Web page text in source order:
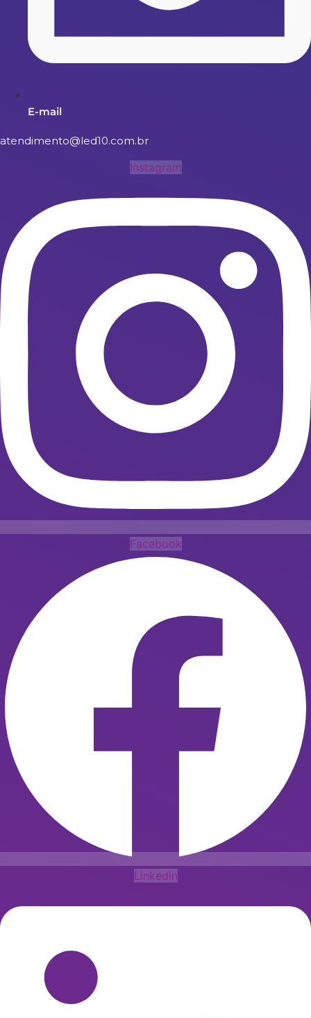
E-mail
atendimento@led10.com.br
Instagram
Facebook
Linkedin